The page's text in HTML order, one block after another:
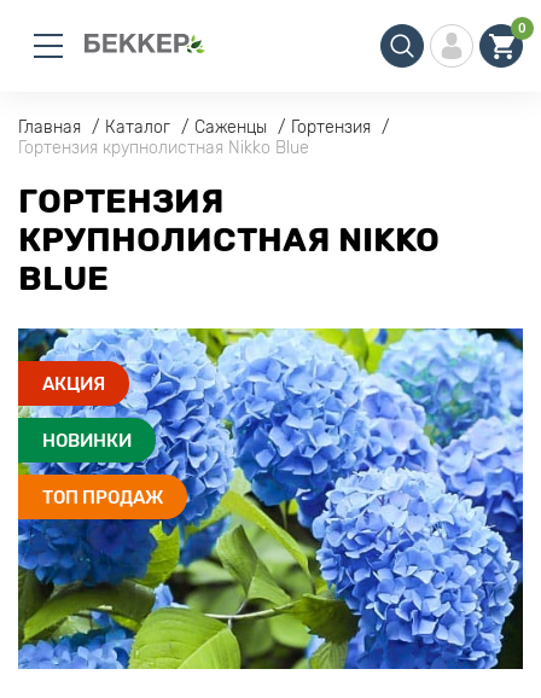
0
Главная Каталог Саженцы
Гортензия
Гортензия крупнолистная Nikko Blue
ГОРТЕНЗИЯ
КРУПНОЛИСТНАЯ NIKKO
BLUE
АКЦИЯ
НОВИНКИ
ТОП ПРОДАЖ